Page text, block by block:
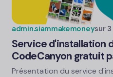
admin.siammakemoneysur
Service d'installation
CodeCanyon gratuit
Présentation du service